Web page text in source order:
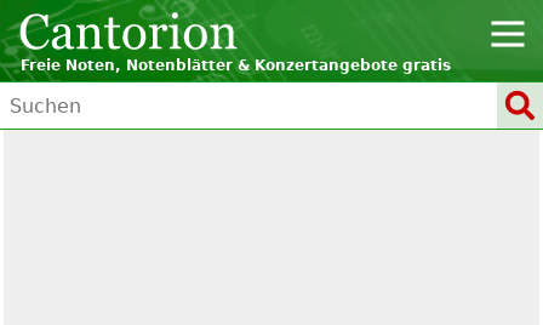
Freie Noten, Notenblätter & Konzertangebote gratis